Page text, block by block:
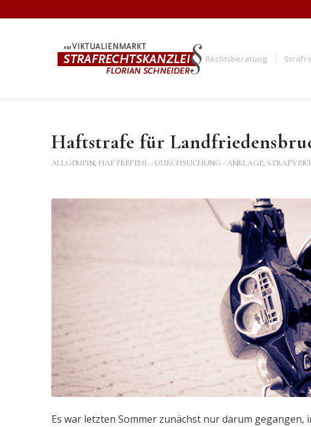
Rechtsberatung
Haftstrafe für
ALLGEMEIN, HAFTBEFEHL - DURCHSUCHUNG - ANKLAGE,
Es war letzten Sommer zunächst nur darum